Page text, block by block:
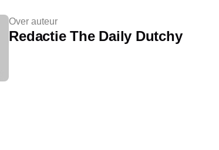
Over auteur
Redactie The Daily Dutchy